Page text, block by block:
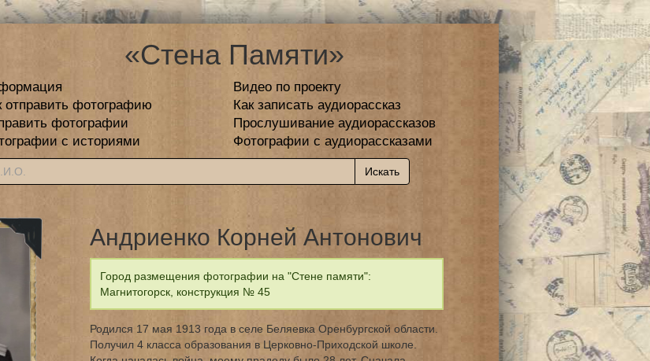
«Стена Памяти»
Видео по проекту
отправить фотографию
Как записать аудиорассказ
фотографии
Прослушивание аудиорассказов
с историями
Фотографии с аудиорассказами
Андриенко Корней Антонович
Город размещения фотографии на "Стене памяти":
Магнитогорск, конструкция № 45
Родился 17 мая 1913 года в селе Беляевка Оренбургской области.
Получил 4 класса образования в Церковно-Приходской школе.